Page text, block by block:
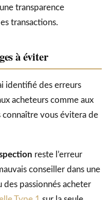
transparence
transactions.
à éviter
identifié des erreurs
acheteurs comme aux
connaître vous évitera de
reste l’erreur
conseiller dans une
des passionnés acheter